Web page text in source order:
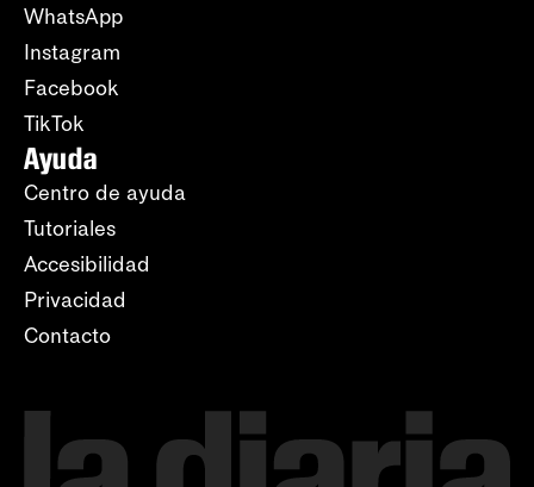
WhatsApp
Instagram
Facebook
TikTok
Ayuda
Centro de ayuda
Tutoriales
Accesibilidad
Privacidad
Contacto